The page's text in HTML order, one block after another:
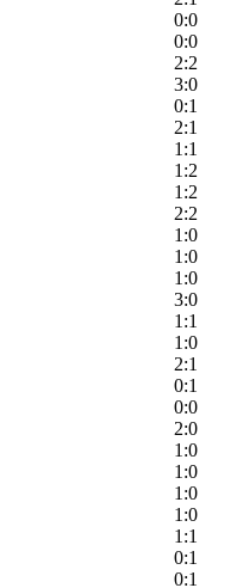
0:0
0:0
2:2
3:0
0:1
2:1
1:1
1:2
1:2
2:2
1:0
1:0
1:0
3:0
1:1
1:0
2:1
0:1
0:0
2:0
1:0
1:0
1:0
1:0
1:1
0:1
0:1